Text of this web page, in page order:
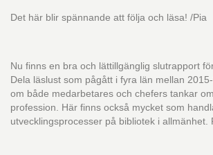
Det här blir spännande att följa och läsa! /Pia
Nu finns en bra och lättillgänglig slutrapport
Dela läslust som pågått i fyra län mellan
om både medarbetares och chefers tankar
profession. Här finns också mycket som
utvecklingsprocesser på bibliotek i allmänhet.